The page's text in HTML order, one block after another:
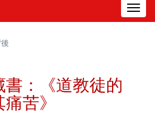
：《道教徒的
苦》